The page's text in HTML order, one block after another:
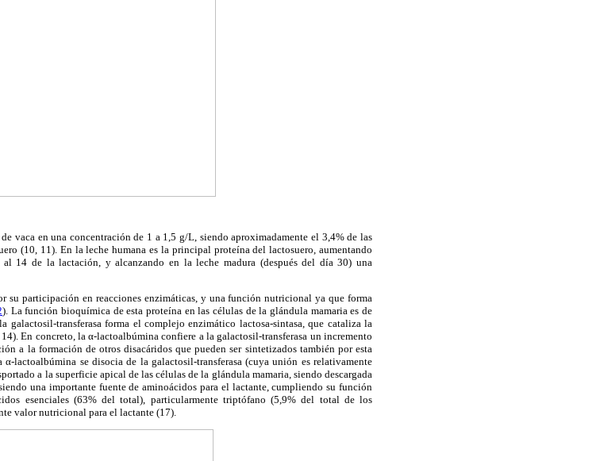
vaca en una concentración de 1 a 1,5 g/L, siendo aproximadamente el 3,4% de las
(10, 11). En la leche humana es la principal proteína del lactosuero, aumentando
14 de la lactación, y alcanzando en la leche madura (después del día 30) una
su participación en reacciones enzimáticas, y una función nutricional ya que forma
). La función bioquímica de esta proteína en las células de la glándula mamaria es de
transferasa forma el complejo enzimático lactosa-sintasa, que cataliza la
En concreto, la α-lactoalbúmina confiere a la galactosil-transferasa un incremento
a la formación de otros disacáridos que pueden ser sintetizados también por esta
lactoalbúmina se disocia de la galactosil-transferasa (cuya unión es relativamente
a la superficie apical de las células de la glándula mamaria, siendo descargada
una importante fuente de aminoácidos para el lactante, cumpliendo su función
esenciales (63% del total), particularmente triptófano (5,9% del total de los
valor nutricional para el lactante (17).